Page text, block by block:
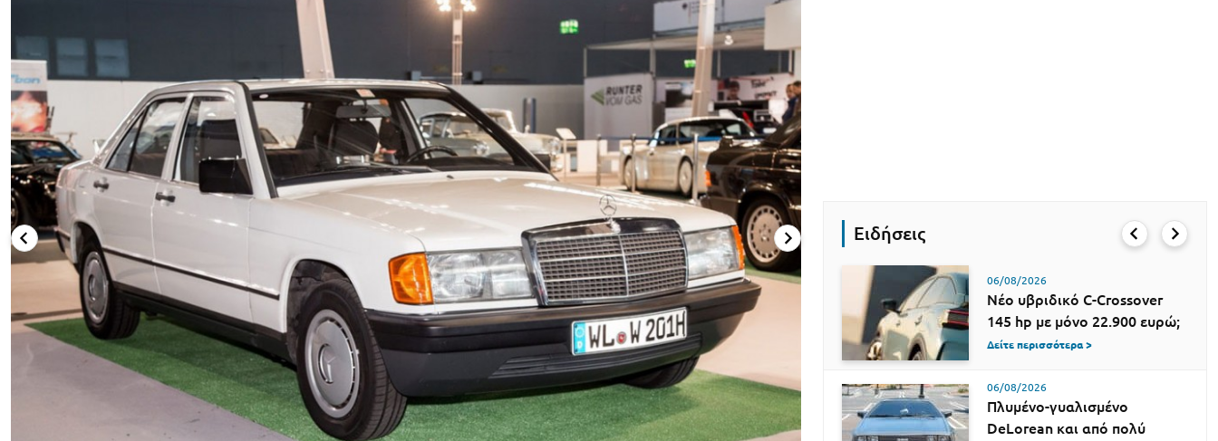
Ειδήσεις
06/08/2026
Νέο υβριδικό C-Crossover
145 hp με μόνο 22.900 ευρώ;
Δείτε περισσότερα >
06/08/2026
Πλυμένο-γυαλισμένο
DeLorean και από πολύ